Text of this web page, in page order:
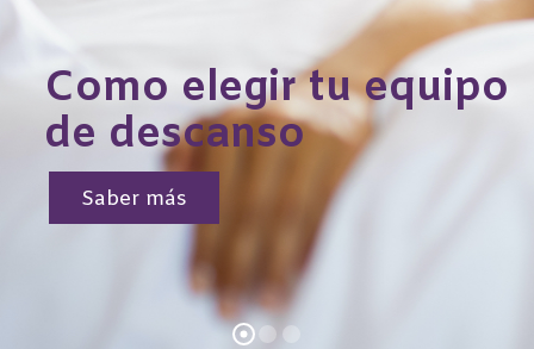
Como elegir tu equipo
de descanso
Saber más